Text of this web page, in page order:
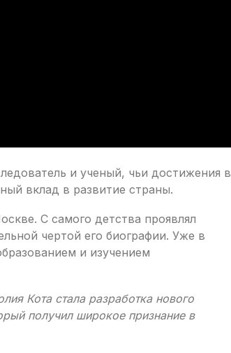
и ученый, чьи достижения в
вклад в развитие страны.
С самого детства проявлял
чертой его биографии. Уже в
и изучением
Кота стала разработка нового
получил широкое признание в